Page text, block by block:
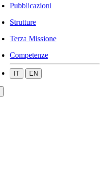
Pubblicazioni
Strutture
Terza Missione
Competenze
IT EN